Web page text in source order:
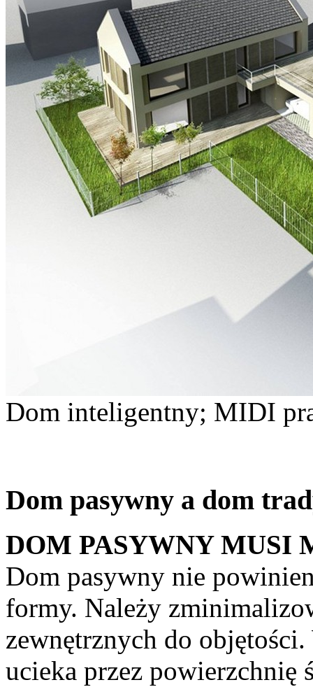
Dom inteligentny; MIDI
Dom pasywny a dom
DOM PASYWNY MUSI
Dom pasywny nie
formy. Należy
zewnętrznych do
ucieka przez powierzchnię